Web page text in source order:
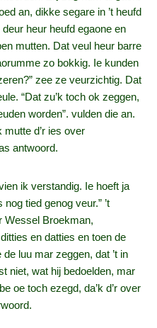
an, dikke segare in ’t heufd
heur heufd egaone en
mutten. Dat veul heur barre
zo bokkig. Ie kunden
zee ze veurzichtig. Dat
“Dat zu’k toch ok zeggen,
worden”. vulden die an.
mutte d’r ies over
antwoord.
ik verstandig. Ie hoeft ja
tied genog veur.” ’t
Wessel Broekman,
en datties en toen de
luu mar zeggen, dat ’t in
niet, wat hij bedoelden, mar
oe toch ezegd, da’k d’r over